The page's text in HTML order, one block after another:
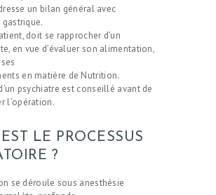
un bilan général avec
doit se rapprocher d’un
en vue d’évaluer son alimentation,
en matière de Nutrition.
psychiatre est conseillé avant de
l’opération.
LE PROCESSUS
?
se déroule sous anesthésie